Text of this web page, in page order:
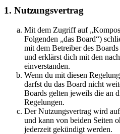
1. Nutzungsvertrag
Mit dem Zugriff auf
Folgenden „das Board“)
mit dem Betreiber des
und erklärst dich mit den
einverstanden.
Wenn du mit diesen
darfst du das Board nicht
Boards gelten jeweils die an
Regelungen.
Der Nutzungsvertrag wird
und kann von beiden Seiten
jederzeit gekündigt werden.